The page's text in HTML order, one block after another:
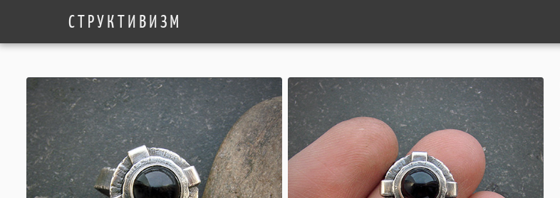
СТРУКТИВИЗМ